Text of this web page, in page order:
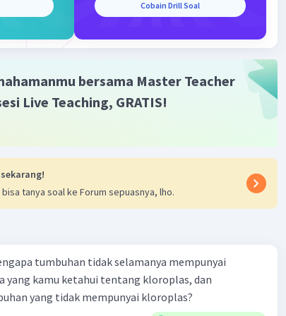
patogenik jika tumbuh secara berlebihan
ada juga strain Clostridium yang bermanfaat
Ini adalah dua filum bakteri yang
usus manusia. Bakteri-bakteri dari kedua
peran penting dalam proses pencernaan serat
dalam penelitian terkini karena potensinya
usus dan mengurangi risiko penyakit
Level 58
Cobain Drill Soal
bersama Master Teacher
Live Teaching, GRATIS!
tanya soal ke Forum sepuasnya, lho.
tumbuhan tidak selamanya mempunyai
yang kamu ketahui tentang kloroplas, dan
yang tidak mempunyai kloroplas?